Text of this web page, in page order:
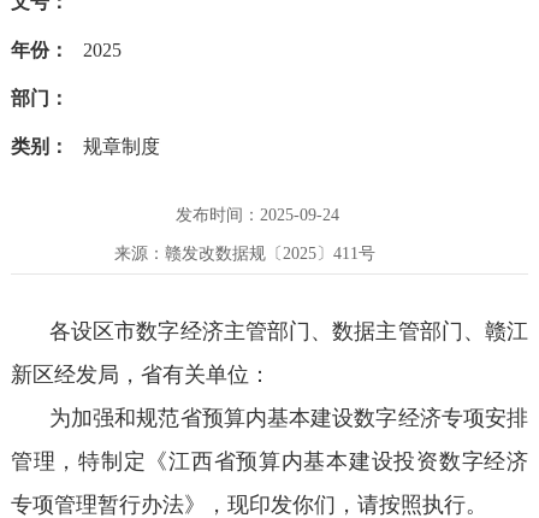
年份： 2025
部门：
类别： 规章制度
发布时间：2025-09-24
来源：赣发改数据规〔2025〕411号
各设区市数字经济主管部门、数据主管部门、赣江
新区经发局，省有关单位：
为加强和规范省预算内基本建设数字经济专项安排
管理，特制定《江西省预算内基本建设投资数字经济
专项管理暂行办法》，现印发你们，请按照执行。